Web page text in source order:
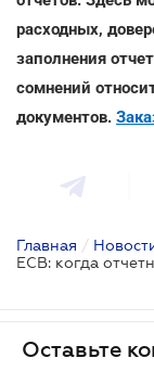
расходных,
заполнения
сомнений
документов.
Главная /
Оставьте